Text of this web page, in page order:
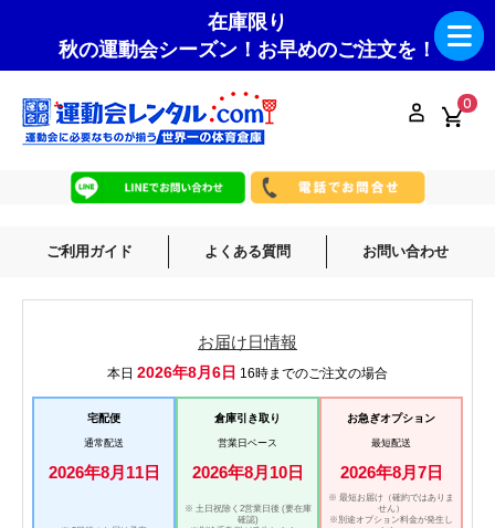
在庫限り
秋の運動会シーズン！お早めのご注文を！
0
ご利用ガイド よくある質問 お問い合わせ
お届け日情報
本日 2026年8月6日 16時までのご注文の場合
宅配便
通常配送
2026年8月11日
倉庫引き取り
営業日ベース
2026年8月10日
※ 土日祝除く2営業日後 (要在庫
確認)
お急ぎオプション
最短配送
2026年8月7日
※ 最短お届け（確約ではありま
せん）
※別途オプション料金が発生し